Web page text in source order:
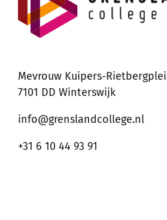
Mevrouw Kuipers-
7101 DD Winterswijk
info@grenslandcollege.nl
+31 6 10 44 93 91